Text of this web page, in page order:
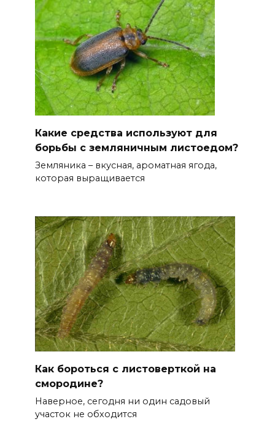
Какие средства используют для
борьбы с земляничным листоедом?
Земляника – вкусная, ароматная ягода,
которая выращивается
Как бороться с листоверткой на
смородине?
Наверное, сегодня ни один садовый
участок не обходится